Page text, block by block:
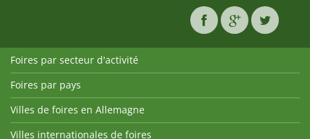
Foires par secteur d'activité
Foires par pays
Villes de foires en Allemagne
Villes internationales de foires